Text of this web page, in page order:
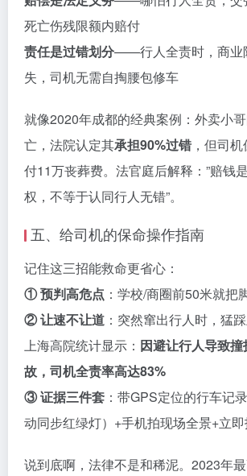
死亡伤残限额内赔付
责任是过错划分——行人全责时，商业
失，司机无需自掏腰包修车
就像2020年成都的经典案例：外卖小
亡，法院认定其承担90%过错 ，但司
付11万丧葬费。法官庭后解释：”赔钱
权，不等于认同行人无错”。
五、给司机的保命操作指南
记住这三招能救命更省心：
① 预判高危点 ：学校/商圈前50米就把
② 让速不让道 ：突然窜出行人时，猛
上海高院统计显示： 因避让行人导致
故，司机全责率高达83%
③ 证据三件套 ：带GPS定位的行车记
动同步红绿灯）+手机拍现场全景+立
说到底啊，法律不是和稀泥。2023年